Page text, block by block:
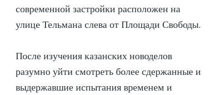
современной застройки расположен на
улице Тельмана слева от Площади Свободы.
После изучения казанских новоделов
разумно уйти смотреть более сдержанные и
выдержавшие испытания временем и